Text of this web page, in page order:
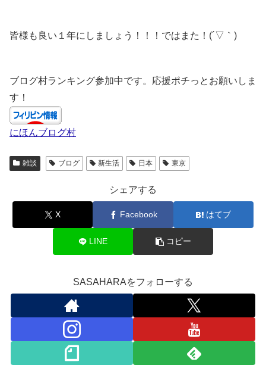
皆様も良い１年にしましょう！！！ではまた！(´▽｀)
ブログ村ランキング参加中です。応援ポチっとお願いしま
す！
にほんブログ村
雑談 ブログ 新生活 日本 東京
シェアする
X Facebook はてブ
LINE コピー
SASAHARAをフォローする